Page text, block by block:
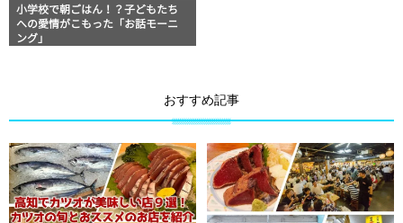
小学校で朝ごはん！？子どもたち
への愛情がこもった「お話モーニ
ング」
おすすめ記事